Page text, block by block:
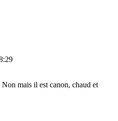
mais il est canon, chaud et